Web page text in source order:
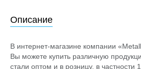
Описание
В интернет-магазине компании
Вы можете купить различную
стали оптом и в розницу, в частности